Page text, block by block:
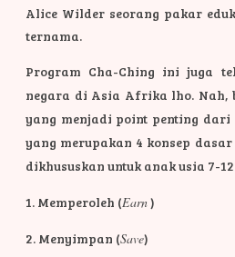
Alice Wilder seorang pakar
ternama.
Program Cha-Ching ini juga
negara di Asia Afrika lho. Nah,
yang menjadi point penting
yang merupakan 4 konsep
dikhususkan untuk anak usia 7-
1. Memperoleh (Earn)
2. Menyimpan (Save)